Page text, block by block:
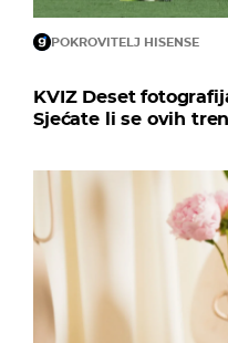
POKROVITELJ HISENSE
KVIZ Deset
Sjećate li se ovih